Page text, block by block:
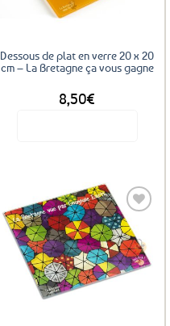
Dessous de plat en verre 20 x 20
cm – La Bretagne ça vous gagne
8,50€
Ajouter
aux
favoris